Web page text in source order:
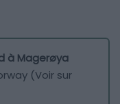
à Magerøya
(Voir sur